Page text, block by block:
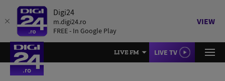
Digi24
m.digi24.ro
FREE - In Google Play
VIEW
LIVE FM LIVE TV